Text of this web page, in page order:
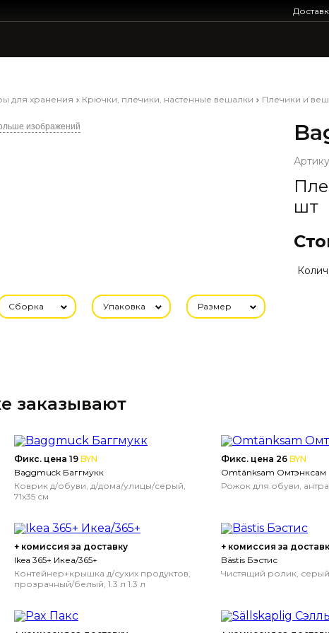
для хранения Крючки, плечики, настенные вешалки Плечики и
изображений
шт
Сборка Упаковка Размер
заказывают
Фикс. цена 19 BYN
Baggmuck Баггмукк
Коврик д/обуви, д/дома/улицы/серый,
71x35 см
Фикс. цена 26 BYN
Omtänksam Омтэнксам
Рожок для обуви,
+ комиссия за доставку
Ikea 365+ Икеа/365+
Контейнер+крышка д/сухих продуктов,
прозрачный/белый, 1.3 л 1.3 л
+ комиссия за
Bästis Бэстис
Чистящий ролик, серый